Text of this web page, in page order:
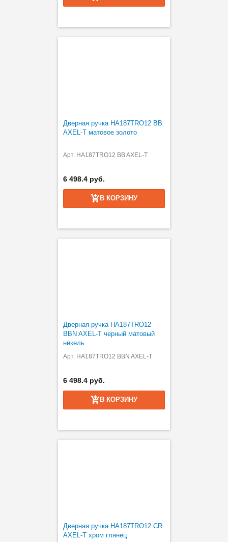
Дверная ручка HA187TRO12 BB
AXEL-T матовое золото
Арт. HA187TRO12 BB AXEL-T
6 498.4 руб.
В КОРЗИНУ
Дверная ручка HA187TRO12
BBN AXEL-T черный матовый
никель
Арт. HA187TRO12 BBN AXEL-T
6 498.4 руб.
В КОРЗИНУ
Дверная ручка HA187TRO12 CR
AXEL-T хром глянец